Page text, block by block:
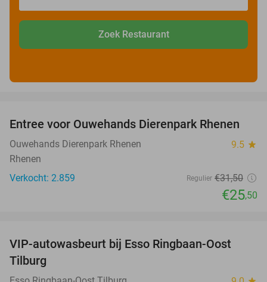
Zoek Restaurant
19%
Entree voor Ouwehands Dierenpark Rhenen
Ouwehands Dierenpark Rhenen 9.5 star
Rhenen
Verkocht: 2.859
Regulier €31,50
€25,50
42%
VIP-autowasbeurt bij Esso Ringbaan-Oost
Tilburg